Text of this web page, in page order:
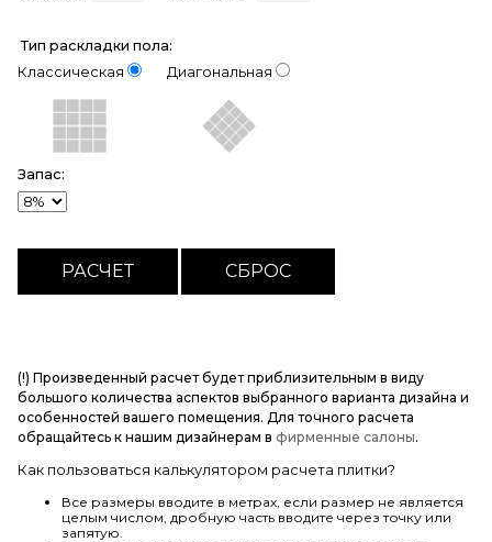
Тип раскладки пола:
Классическая
Диагональная
Запас:
(!) Произведенный расчет будет приблизительным в виду
большого количества аспектов выбранного варианта дизайна и
особенностей вашего помещения. Для точного расчета
обращайтесь к нашим дизайнерам в фирменные салоны.
Как пользоваться калькулятором расчета плитки?
Все размеры вводите в метрах, если размер не является
целым числом, дробную часть вводите через точку или
запятую.